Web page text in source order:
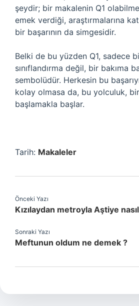
şeydir; bir makalenin Q1
emek verdiği, araştırmalarına
bir başarının da simgesidir.
Belki de bu yüzden Q1, sadece
sınıflandırma değil, bir bakıma
sembolüdür. Herkesin bu
kolay olmasa da, bu yolculuk,
başlamakla başlar.
Tarih: Makaleler
Önceki Yazı
Kızılaydan metroyla Aştiye
Sonraki Yazı
Meftunun oldum ne demek ?